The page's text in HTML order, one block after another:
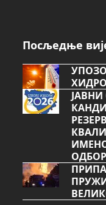
Посљедње